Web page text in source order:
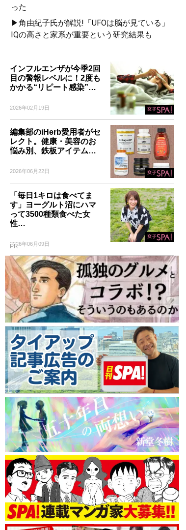
った
▶角由紀子氏が解説!「UFOは脳が見ている」
IQの高さと家系が重要という研究結果も
インフルエンザが今季2回
目の警報レベルに！2度も
かかる“リピート感染”…
2026年02月19日
編集部のiHerb愛用者がセ
レクト。健康・美容のお
悩み別、鉄板アイテム…
2026年06月22日
「毎日1キロは食べてま
す」ヨーグルト沼にハマ
って3500種類食べた女
性…
2026年06月09日
PR